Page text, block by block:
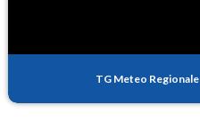
PM25
TG Meteo Regionale